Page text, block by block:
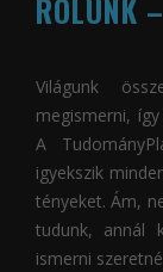
RÓLUNK
Világunk
megismerni,
A
igyekszik
tényeket. Ám,
tudunk, annál
ismerni